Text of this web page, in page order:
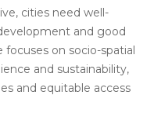
cities need well-
and good
on socio-spatial
and sustainability,
and equitable access